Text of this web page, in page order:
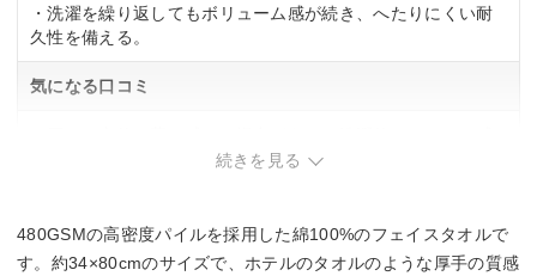
・洗濯を繰り返してもボリューム感が続き、へたりにくい耐
久性を備える。
気になる口コミ
続きを見る
480GSMの高密度パイルを採用した綿100%のフェイスタオルで
す。約34×80cmのサイズで、ホテルのタオルのような厚手の質感